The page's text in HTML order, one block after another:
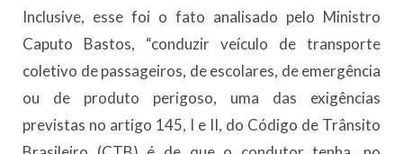
Inclusive, esse foi o fato analisado pelo Ministro
Caputo Bastos, “conduzir veículo de transporte
coletivo de passageiros, de escolares, de emergência
ou de produto perigoso, uma das exigências
previstas no artigo 145, I e II, do Código de Trânsito